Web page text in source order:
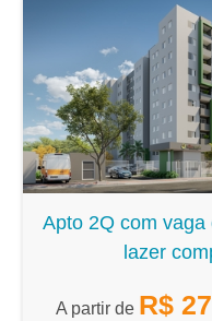
Apto 2Q com vaga
lazer
A partir de R$